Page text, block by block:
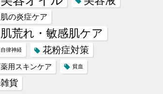
肌の炎症ケア
肌荒れ・敏感肌ケア
自律神経 花粉症対策
薬用スキンケア 貧血
雑貨